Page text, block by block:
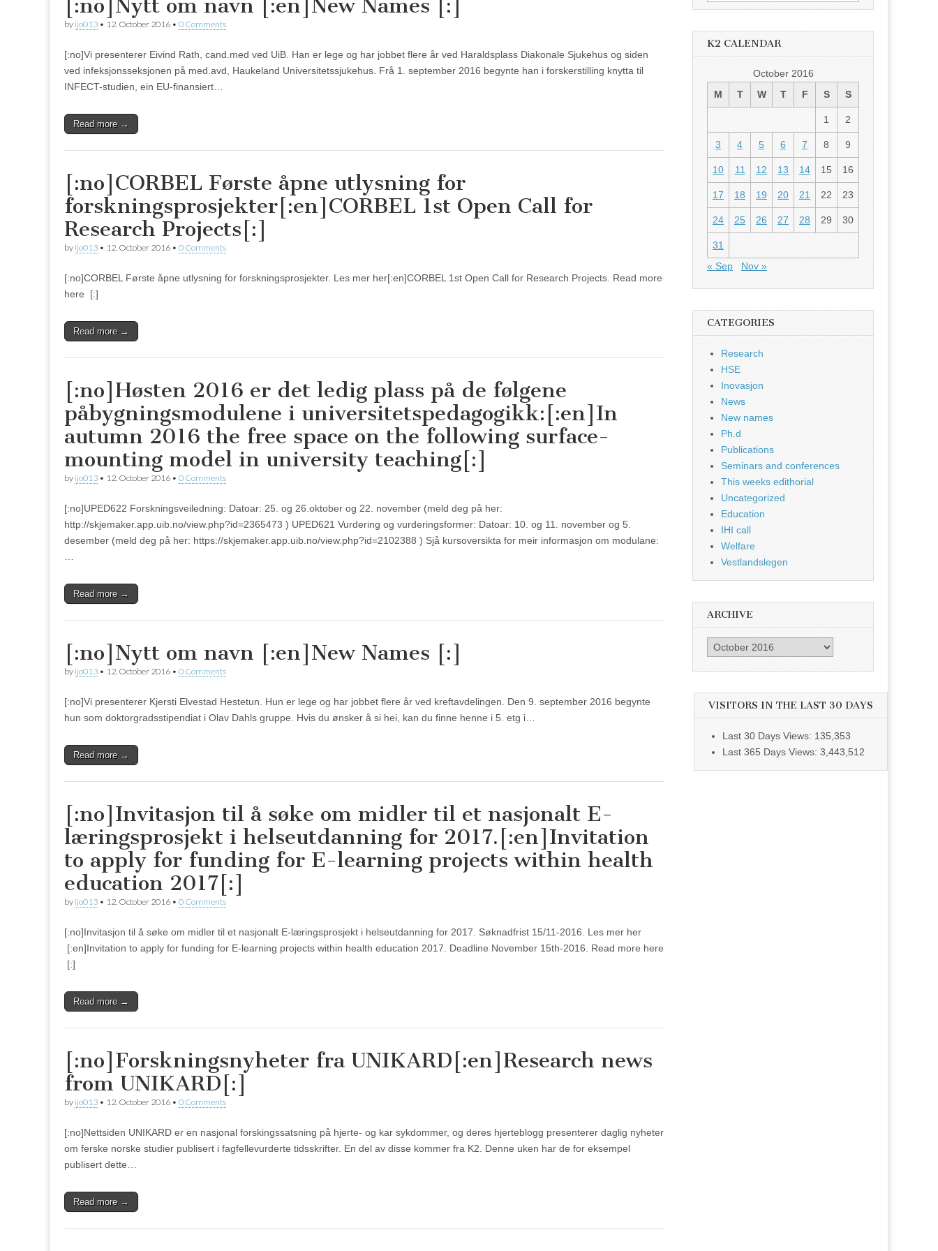
[:no]Nytt om navn [:en]New Names [:]
by ijo013 • 12. October 2016 • 0 Comments
[:no]Vi presenterer Eivind Rath, cand.med ved UiB. Han er lege og har jobbet flere år ved Haraldsplass Diakonale Sjukehus og siden
ved infeksjonsseksjonen på med.avd, Haukeland Universitetssjukehus. Frå 1. september 2016 begynte han i forskerstilling knytta til
INFECT-studien, ein EU-finansiert…
Read more →
[:no]CORBEL Første åpne utlysning for
forskningsprosjekter[:en]CORBEL 1st Open Call for
Research Projects[:]
by ijo013 • 12. October 2016 • 0 Comments
[:no]CORBEL Første åpne utlysning for forskningsprosjekter. Les mer her[:en]CORBEL 1st Open Call for Research Projects. Read more
here [:]
Read more →
[:no]Høsten 2016 er det ledig plass på de følgene
påbygningsmodulene i universitetspedagogikk:[:en]In
autumn 2016 the free space on the following surface-
mounting model in university teaching[:]
by ijo013 • 12. October 2016 • 0 Comments
[:no]UPED622 Forskningsveiledning: Datoar: 25. og 26.oktober og 22. november (meld deg på her:
http://skjemaker.app.uib.no/view.php?id=2365473 ) UPED621 Vurdering og vurderingsformer: Datoar: 10. og 11. november og 5.
desember (meld deg på her: https://skjemaker.app.uib.no/view.php?id=2102388 ) Sjå kursoversikta for meir informasjon om modulane:
Read more →
[:no]Nytt om navn [:en]New Names [:]
by ijo013 • 12. October 2016 • 0 Comments
[:no]Vi presenterer Kjersti Elvestad Hestetun. Hun er lege og har jobbet flere år ved kreftavdelingen. Den 9. september 2016 begynte
hun som doktorgradsstipendiat i Olav Dahls gruppe. Hvis du ønsker å si hei, kan du finne henne i 5. etg i…
Read more →
[:no]Invitasjon til å søke om midler til et nasjonalt E-
læringsprosjekt i helseutdanning for 2017.[:en]Invitation
to apply for funding for E-learning projects within health
education 2017[:]
by ijo013 • 12. October 2016 • 0 Comments
[:no]Invitasjon til å søke om midler til et nasjonalt E-læringsprosjekt i helseutdanning for 2017. Søknadfrist 15/11-2016. Les mer her
[:en]Invitation to apply for funding for E-learning projects within health education 2017. Deadline November 15th-2016. Read more here
[:]
Read more →
[:no]Forskningsnyheter fra UNIKARD[:en]Research news
from UNIKARD[:]
by ijo013 • 12. October 2016 • 0 Comments
[:no]Nettsiden UNIKARD er en nasjonal forskingssatsning på hjerte- og kar sykdommer, og deres hjerteblogg presenterer daglig nyheter
om ferske norske studier publisert i fagfellevurderte tidsskrifter. En del av disse kommer fra K2. Denne uken har de for eksempel
publisert dette…
Read more →
K2 CALENDAR
October 2016
M
T W T F S S
1 2
3 4 5 6 7 8 9
10 11 12 13 14 15 16
17 18 19 20 21 22 23
24 25 26 27 28 29 30
31
« Sep
Nov »
CATEGORIES
Research
HSE
Inovasjon
News
New names
Ph.d
Publications
Seminars and conferences
This weeks edithorial
Uncategorized
Education
IHI call
Welfare
Vestlandslegen
ARCHIVE
Archive
VISITORS IN THE LAST 30 DAYS
Last 30 Days Views: 135,353
Last 365 Days Views: 3,443,512